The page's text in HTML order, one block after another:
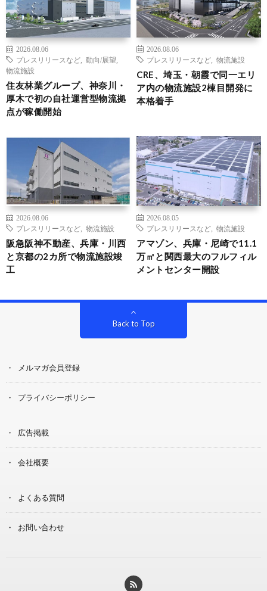
2026.08.06
プレスリリースなど
動向/展望
物流施設
住友林業グループ、神奈川・
厚木で初の自社運営型物流拠
点が稼働開始
2026.08.06
プレスリリースなど
物流施設
CRE、埼玉・朝霞で同一エリ
ア内の物流施設2棟目開発に
本格着手
2026.08.06
プレスリリースなど
物流施設
阪急阪神不動産、兵庫・川西
と京都の2カ所で物流施設竣
工
2026.08.05
プレスリリースなど
物流施設
アマゾン、兵庫・尼崎で11.1
万㎡と関西最大のフルフィル
メントセンター開設
Back to Top
メルマガ会員登録
プライバシーポリシー
広告掲載
会社概要
よくある質問
お問い合わせ